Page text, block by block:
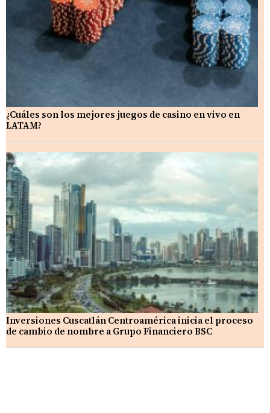
¿Cuáles son los mejores juegos de casino en vivo en
LATAM?
Inversiones Cuscatlán Centroamérica inicia el proceso
de cambio de nombre a Grupo Financiero BSC